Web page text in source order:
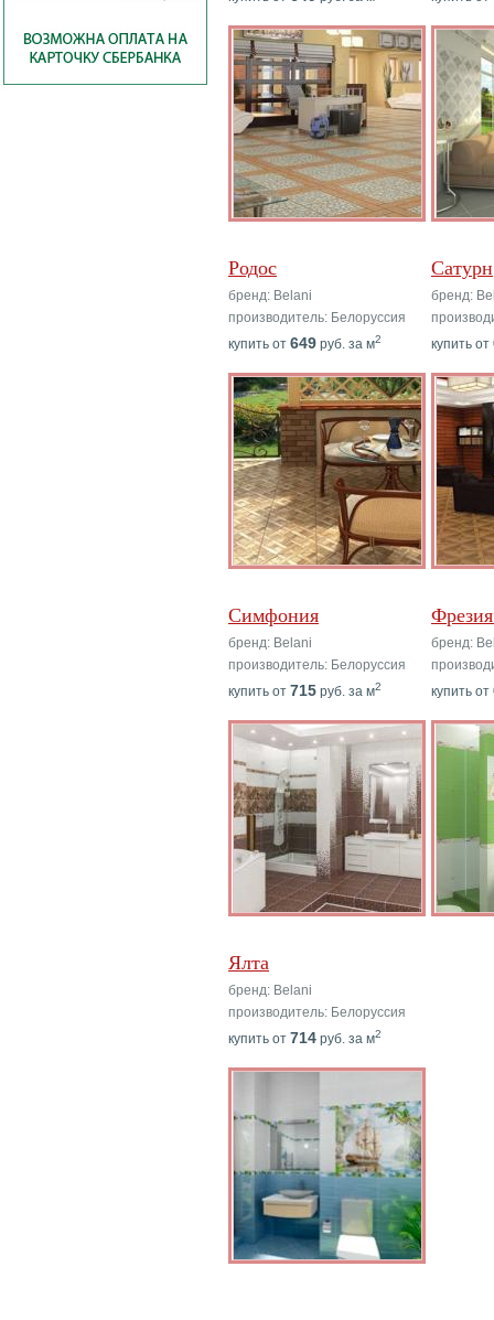
Родос
бренд: Belani
производитель: Белоруссия
купить от 649 руб. за м2
Сатурн
бренд:
купить от
Симфония
бренд: Belani
производитель: Белоруссия
купить от 715 руб. за м2
бренд:
купить от
Ялта
бренд: Belani
производитель: Белоруссия
купить от 714 руб. за м2